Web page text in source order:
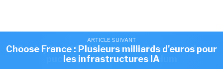
ARTICLE SUIVANT
Quobly lève 115 M€ pour accélérer dans les
puces quantiques sur silicium
ARTICLE SUIVANT
Choose France : Plusieurs milliards d'euros pour
les infrastructures IA